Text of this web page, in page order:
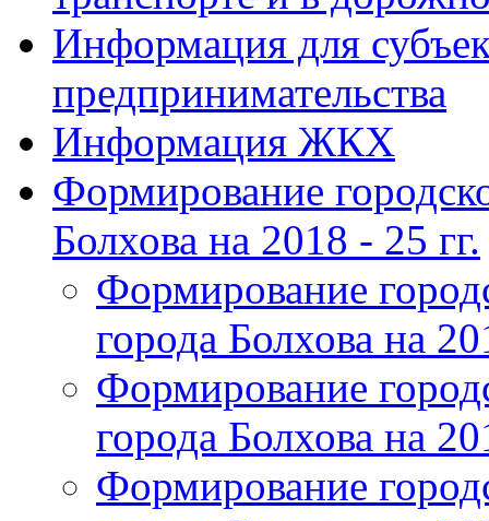
Информация для
предпринимательства
Информация ЖКХ
Формирование
Болхова на 2018 - 25 гг.
Формирование
города Болхова на
Формирование
города Болхова на
Формирование